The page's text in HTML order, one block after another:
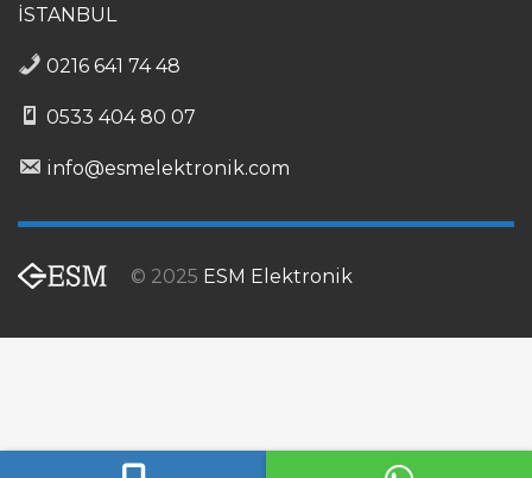
İSTANBUL
0216 641 74 48
0533 404 80 07
info@esmelektronik.com
© 2025 ESM Elektronik